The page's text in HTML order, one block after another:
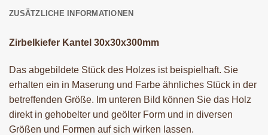
ZUSÄTZLICHE INFORMATIONEN
Zirbelkiefer Kantel 30x30x300mm
Das abgebildete Stück des Holzes ist beispielhaft. Sie
erhalten ein in Maserung und Farbe ähnliches Stück in der
betreffenden Größe. Im unteren Bild können Sie das Holz
direkt in gehobelter und geölter Form und in diversen
Größen und Formen auf sich wirken lassen.